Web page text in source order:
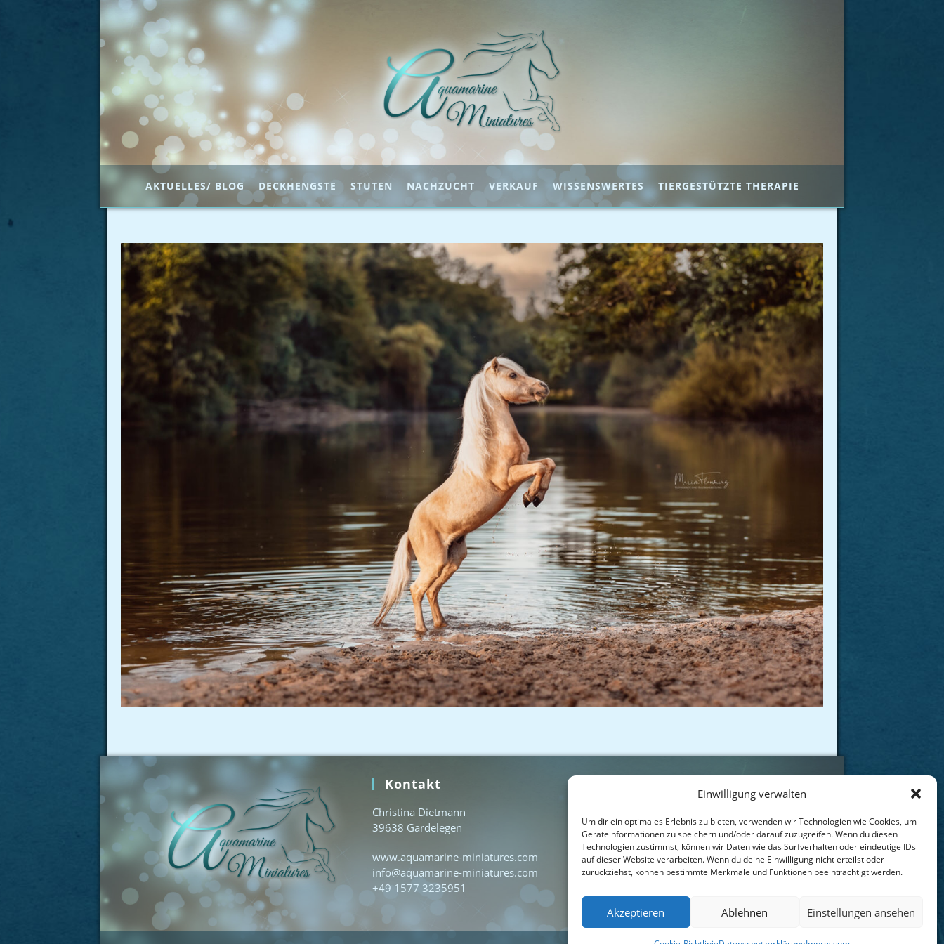
Einwilligung verwalten
Um dir ein optimales Erlebnis zu bieten, verwenden wir Technologien wie Cookies, um
Geräteinformationen zu speichern und/oder darauf zuzugreifen. Wenn du diesen
Technologien zustimmst, können wir Daten wie das Surfverhalten oder eindeutige IDs
auf dieser Website verarbeiten. Wenn du deine Einwilligung nicht erteilst oder
zurückziehst, können bestimmte Merkmale und Funktionen beeinträchtigt werden.
Akzeptieren Ablehnen Einstellungen ansehen
AKTUELLES/ BLOG DECKHENGSTE STUTEN NACHZUCHT VERKAUF WISSENSWERTES TIERGESTÜTZTE THERAPIE
Kontakt
Christina Dietmann
39638 Gardelegen
www.aquamarine-miniatures.com
info@aquamarine-miniatures.com
+49 1577 3235951
Impressum
Datenschutzerklärung